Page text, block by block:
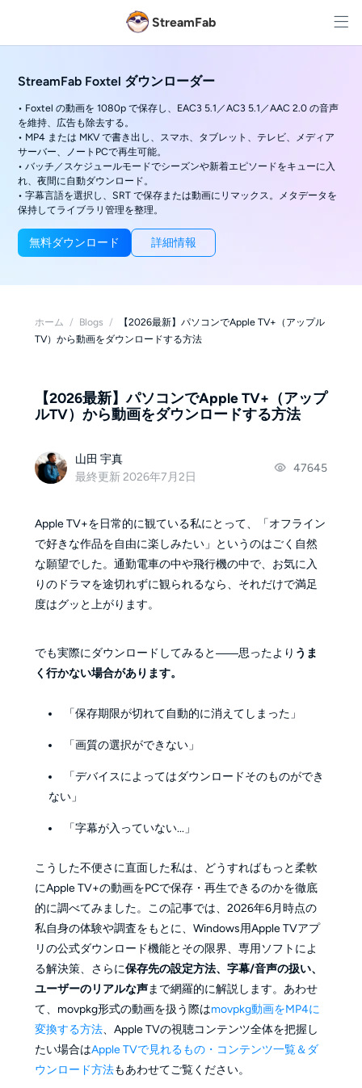
StreamFab
StreamFab Foxtel ダウンローダー
• Foxtel の動画を 1080p で保存し、EAC3 5.1／AC3 5.1／AAC 2.0 の音声
を維持、広告も除去する。
• MP4 または MKV で書き出し、スマホ、タブレット、テレビ、メディア
サーバー、ノートPCで再生可能。
• バッチ／スケジュールモードでシーズンや新着エピソードをキューに入
れ、夜間に自動ダウンロード。
• 字幕言語を選択し、SRT で保存または動画にリマックス。メタデータを
保持してライブラリ管理を整理。
無料ダウンロード 詳細情報
ホーム / Blogs /
【2026最新】パソコンでApple TV+（アップル
TV）から動画をダウンロードする方法
【2026最新】パソコンでApple TV+（アップ
ルTV）から動画をダウンロードする方法
山田 宇真
最終更新 2026年7月2日
47645
Apple TV+を日常的に観ている私にとって、「オフライン
で好きな作品を自由に楽しみたい」というのはごく自然
な願望でした。通勤電車の中や飛行機の中で、お気に入
りのドラマを途切れずに観られるなら、それだけで満足
度はグッと上がります。
でも実際にダウンロードしてみると――思ったより うま
く行かない場合があります。
「保存期限が切れて自動的に消えてしまった」
「画質の選択ができない」
「デバイスによってはダウンロードそのものができ
ない」
「字幕が入っていない...」
こうした不便さに直面した私は、どうすればもっと柔軟
にApple TV+の動画をPCで保存・再生できるのかを徹底
的に調べてみました。この記事では、2026年6月時点の
私自身の体験や調査をもとに、Windows用Apple TVアプ
リの公式ダウンロード機能とその限界、専用ソフトによ
る解決策、さらに保存先の設定方法、字幕/音声の扱い、
ユーザーのリアルな声まで網羅的に解説します。あわせ
て、movpkg形式の動画を扱う際はmovpkg動画をMP4に
変換する方法、Apple TVの視聴コンテンツ全体を把握し
たい場合はApple TVで見れるもの・コンテンツ一覧＆ダ
ウンロード方法もあわせてご覧ください。